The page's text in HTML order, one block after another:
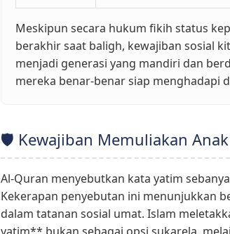
Meskipun secara hukum fikih status
berakhir saat baligh, kewajiban sosial
menjadi generasi yang mandiri dan
mereka benar-benar siap menghadapi
🛡️ Kewajiban Memuliakan
Al-Quran menyebutkan kata yatim
Kekerapan penyebutan ini menunjukkan
dalam tatanan sosial umat. Islam